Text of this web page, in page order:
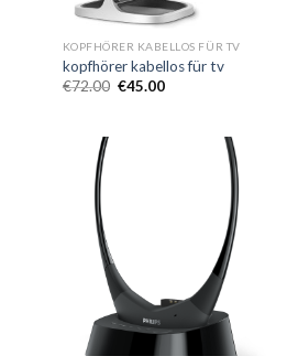
KOPFHÖRER KABELLOS FÜR TV
kopfhörer kabellos für tv
€72.00 €45.00